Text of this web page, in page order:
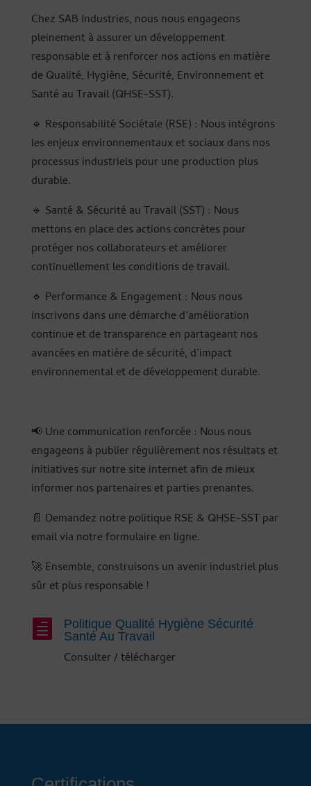
Chez SAB Industries, nous nous engageons
pleinement à assurer un développement
responsable et à renforcer nos actions en matière
de Qualité, Hygiène, Sécurité, Environnement et
Santé au Travail (QHSE-SST).
🔹 Responsabilité Sociétale (RSE) : Nous intégrons
les enjeux environnementaux et sociaux dans nos
processus industriels pour une production plus
durable.
🔹 Santé & Sécurité au Travail (SST) : Nous
mettons en place des actions concrètes pour
protéger nos collaborateurs et améliorer
continuellement les conditions de travail.
🔹 Performance & Engagement : Nous nous
inscrivons dans une démarche d’amélioration
continue et de transparence en partageant nos
avancées en matière de sécurité, d’impact
environnemental et de développement durable.
📢 Une communication renforcée : Nous nous
engageons à publier régulièrement nos résultats et
initiatives sur notre site internet afin de mieux
informer nos partenaires et parties prenantes.
📄 Demandez notre politique RSE & QHSE-SST par
email via notre formulaire en ligne.
🚀 Ensemble, construisons un avenir industriel plus
sûr et plus responsable !

Politique Qualité Hygiène Sécurité
Santé Au Travail
Consulter / télécharger